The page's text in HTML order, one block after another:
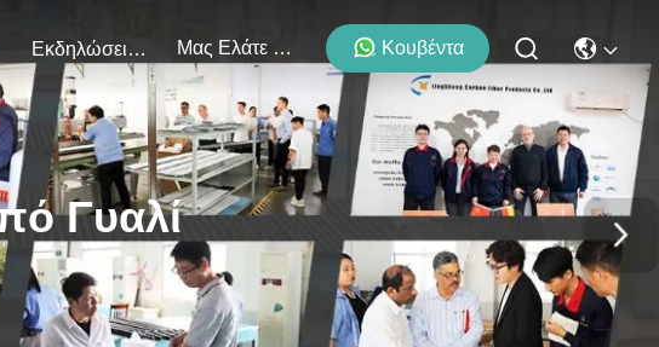
Εκδηλώσεις Μας Ελάτε Σε Επαφή Με Κουβέντα
Γυαλί